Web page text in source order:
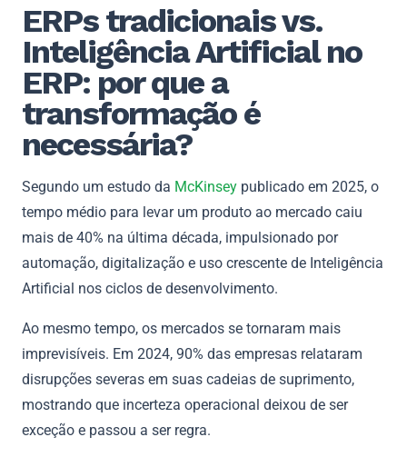
ERPs tradicionais vs.
Inteligência Artificial no
ERP: por que a
transformação é
necessária?
Segundo um estudo da McKinsey publicado em 2025, o
tempo médio para levar um produto ao mercado caiu
mais de 40% na última década, impulsionado por
automação, digitalização e uso crescente de Inteligência
Artificial nos ciclos de desenvolvimento.
Ao mesmo tempo, os mercados se tornaram mais
imprevisíveis. Em 2024, 90% das empresas relataram
disrupções severas em suas cadeias de suprimento,
mostrando que incerteza operacional deixou de ser
exceção e passou a ser regra.